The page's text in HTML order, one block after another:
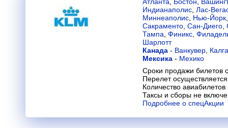
Индианаполис Лас-
Миннеаполис Нью-Йорк
Сакраменто Сан-Диего
Тампа Финикс
Шарлотт
Канада - Ванкувер
Мексика - Мехико
Сроки продажи билетов
Перелет
Количество
Таксы и сборы не
Подробнее о спецАкции